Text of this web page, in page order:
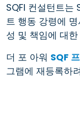
SQFI 컨설턴트는
트 행동 강령에
성 및 책임에 대
더 포 아워 SQF
그램에 재등록하